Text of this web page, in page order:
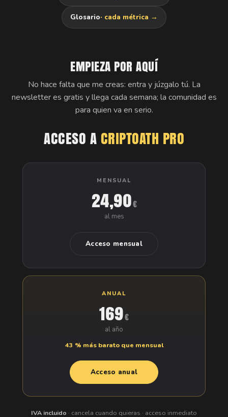
Glosario· cada métrica →
EMPIEZA POR AQUÍ
No hace falta que me creas: entra y júzgalo tú. La
newsletter es gratis y llega cada semana; la comunidad es
para quien va en serio.
ACCESO ACRIPTOATH PRO
MENSUAL
24,90€
al mes
Acceso mensual
ANUAL
169€
al año
43 % más barato que mensual
Acceso anual
IVA incluido · cancela cuando quieras · acceso inmediato